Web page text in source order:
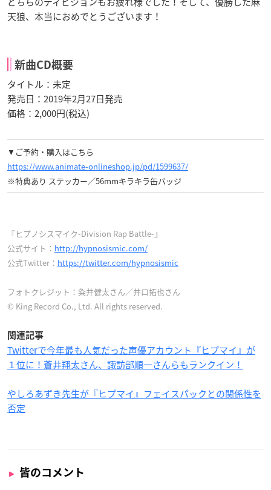
天狼、本当におめでとうございます！
新曲CD概要
タイトル：未定
発売日：2019年2月27日発売
価格：2,000円(税込)
▼ご予約・購入はこちら
https://www.animate-onlineshop.jp/pd/1599637/
※特典あり ステッカー／56mmキラキラ缶バッジ
『ヒプノシスマイク-Division Rap Battle-』
公式サイト： http://hypnosismic.com/
公式Twitter： https://twitter.com/hypnosismic
フォトクレジット：粂井健太さん／井口拓也さん
© King Record Co., Ltd. All rights reserved.
関連記事
Twitterで今年最も人気だった声優アカウント『ヒプマイ』が
１位に！蒼井翔太さん、諏訪部順一さんらもランクイン！
やしろあずき先生が『ヒプマイ』フェイスパックとの関係性を
否定
皆のコメント